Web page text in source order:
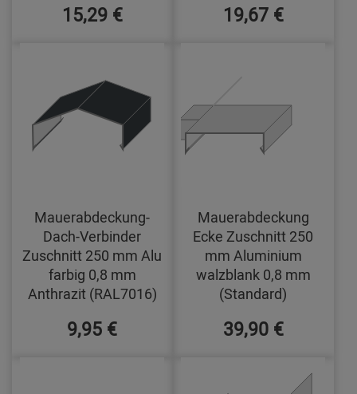
15,29 € 19,67 €
Mauerabdeckung-
Dach-Verbinder
Zuschnitt 250 mm Alu
farbig 0,8 mm
Anthrazit (RAL7016)
9,95 €
Mauerabdeckung
Ecke Zuschnitt 250
mm Aluminium
walzblank 0,8 mm
(Standard)
39,90 €